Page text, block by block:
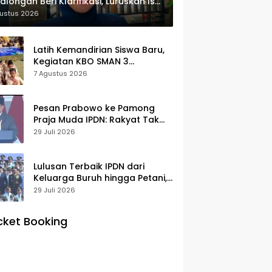
Revitalisasi
2026
Latih Kemandirian Siswa Baru,
Kegiatan KBO SMAN 3
Pekalongan Mendapat
7 Agustus 2026
Pesan Prabowo ke Pamong
Praja Muda IPDN: Rakyat Tak
Butuh Birokrasi Berbelit
29 Juli 2026
Lulusan Terbaik IPDN dari
Keluarga Buruh hingga Petani,
Prabowo: Membanggakan Hati
29 Juli 2026
Booking